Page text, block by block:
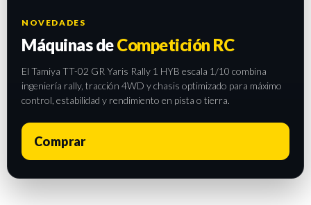
NOVEDADES
Máquinas deCompetición RC
El Tamiya TT-02 GR Yaris Rally 1 HYB escala 1/10 combina
ingeniería rally, tracción 4WD y chasis optimizado para máximo
control, estabilidad y rendimiento en pista o tierra.
Comprar